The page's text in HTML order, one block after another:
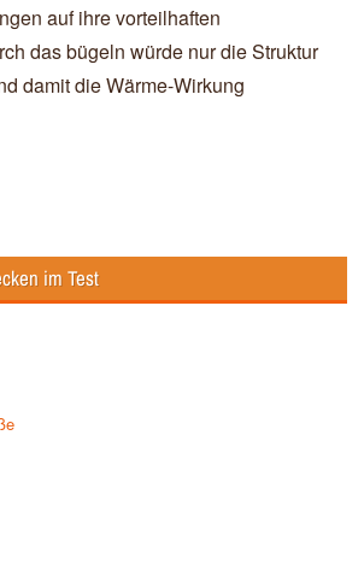
auf ihre vorteilhaften
das bügeln würde nur die Struktur
damit die Wärme-Wirkung
im Test